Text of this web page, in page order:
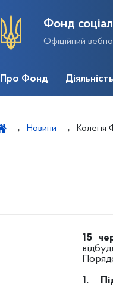
Фонд
Офіційний
Про Фонд Діяльність
Новини Колегія
15
1.